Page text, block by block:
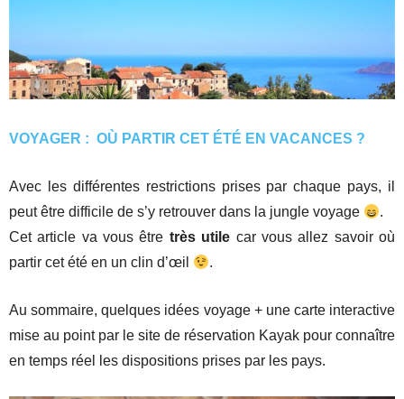
VOYAGER : OÙ PARTIR CET ÉTÉ EN VACANCES ?
Avec les différentes restrictions prises par chaque pays, il
peut être difficile de s’y retrouver dans la jungle voyage
.
Cet article va vous être très utile car vous allez savoir où
partir cet été en un clin d’œil
.
Au sommaire, quelques idées voyage + une carte interactive
mise au point par le site de réservation Kayak pour connaître
en temps réel les dispositions prises par les pays.